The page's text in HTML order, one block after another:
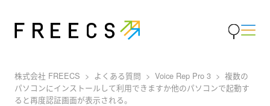
株式会社 FREECS よくある質問 Voice Rep Pro 3
複数の
パソコンにインストールして利用できますか他のパソコンで起動す
ると再度認証画面が表示される。